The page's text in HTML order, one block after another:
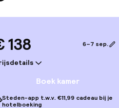
en drinkgelegenheden
138 6–7 sep.
Boek kamer
Steden-app t.w.v. €11,99 cadeau bij je
hotelboeking